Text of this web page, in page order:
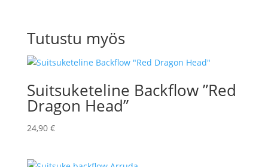
Tutustu myös
Suitsuketeline Backflow ”Red
Dragon Head”
24,90 €